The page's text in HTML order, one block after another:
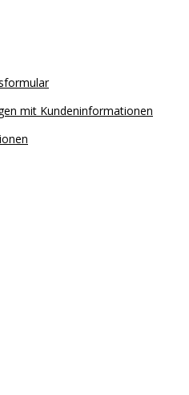
mit Kundeninformationen